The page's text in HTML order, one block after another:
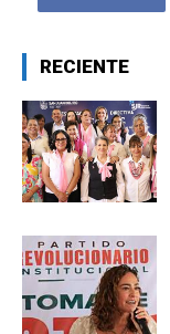
RECIENTE